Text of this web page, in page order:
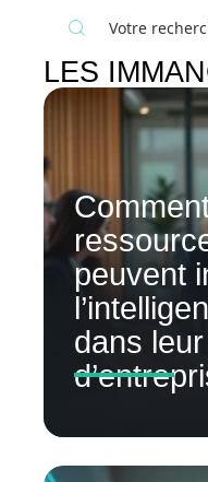
LES
peuvent
dans